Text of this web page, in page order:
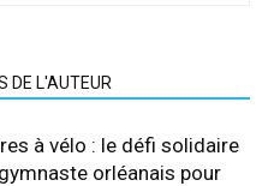
DE L'AUTEUR
à vélo : le défi solidaire
orléanais pour